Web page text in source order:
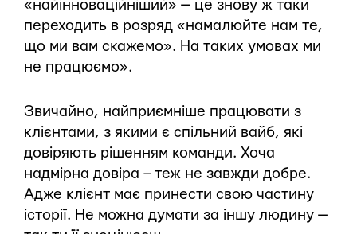
«найінноваційніший» — це знову ж таки
переходить в розряд «намалюйте нам те,
що ми вам скажемо». На таких умовах ми
не працюємо».
Звичайно, найприємніше працювати з
клієнтами, з якими є спільний вайб, які
довіряють рішенням команди. Хоча
надмірна довіра – теж не завжди добре.
Адже клієнт має принести свою частину
історії. Не можна думати за іншу людину —